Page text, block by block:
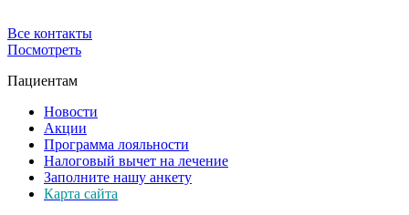
Все контакты
Посмотреть
Пациентам
Новости
Акции
Программа лояльности
Налоговый вычет на лечение
Заполните нашу анкету
Карта сайта